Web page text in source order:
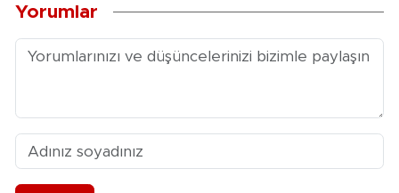
Yorumlar